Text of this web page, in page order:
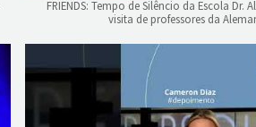
FRIENDS: Tempo de Silêncio da Escola Dr.
visita de professores da